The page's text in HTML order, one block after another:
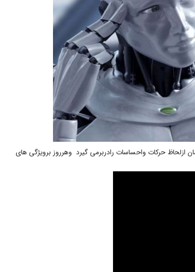
ازلحاظ حرکات واحساسات رادربرمی گیرد وهرروز برویژگی های